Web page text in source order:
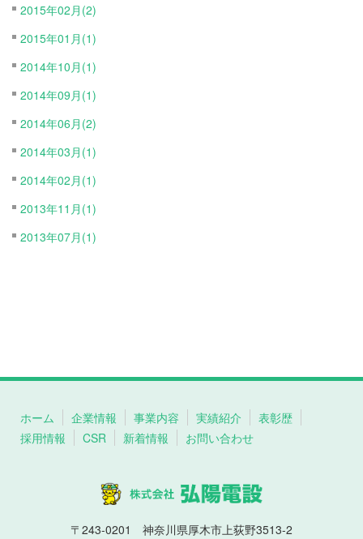
2015年02月(2)
2015年01月(1)
2014年10月(1)
2014年09月(1)
2014年06月(2)
2014年03月(1)
2014年02月(1)
2013年11月(1)
2013年07月(1)
ホーム 企業情報 事業内容 実績紹介
表彰歴
採用情報
CSR 新着情報 お問い合わせ
〒243-0201 神奈川県厚木市上荻野3513-2